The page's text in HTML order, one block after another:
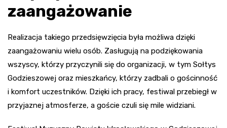
zaangażowanie
Realizacja takiego przedsięwzięcia była możliwa dzięki
zaangażowaniu wielu osób. Zasługują na podziękowania
wszyscy, którzy przyczynili się do organizacji, w tym Sołtys
Godzieszowej oraz mieszkańcy, którzy zadbali o gościnność
i komfort uczestników. Dzięki ich pracy, festiwal przebiegł w
przyjaznej atmosferze, a goście czuli się mile widziani.